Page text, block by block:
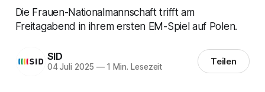
Die Frauen-Nationalmannschaft trifft am
Freitagabend in ihrem ersten EM-Spiel auf Polen.
SID
04 Juli 2025 —1 Min. Lesezeit Teilen